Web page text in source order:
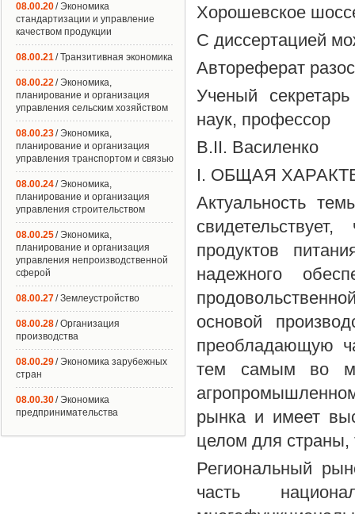
Хорошевское
С диссертацией
Автореферат
Ученый
наук, профессор
В.II. Василенко
I. ОБЩАЯ
Актуальность
продуктов
надежного
основой
преобладающую
тем самым во
рынка и имеет
целом для страны,
Региональный
часть
08.00.20/ Экономика
стандартизации и управление
качеством продукции
08.00.21/ Транзитивная экономика
08.00.22/ Экономика,
планирование и организация
управления сельским хозяйством
08.00.23/ Экономика,
планирование и организация
управления транспортом и связью
08.00.24/ Экономика,
планирование и организация
управления строительством
08.00.25/ Экономика,
планирование и организация
управления непроизводственной
сферой
08.00.27/ Землеустройство
08.00.28/ Организация
производства
08.00.29/ Экономика зарубежных
стран
08.00.30/ Экономика
предпринимательства